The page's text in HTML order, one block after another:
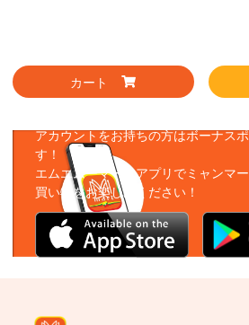
カート
アカウントをお持ちの方はボーナス
す！
エムエムーマートアプリでミャンマ
買い物をお楽しみください！